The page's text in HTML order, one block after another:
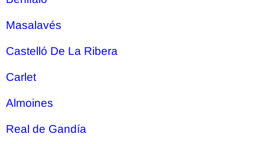
Masalavés
Castelló De La Ribera
Carlet
Almoines
Real de Gandía